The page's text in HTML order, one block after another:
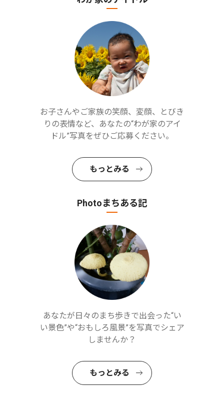
お子さんやご家族の笑顔、変顔、とびき
りの表情など、あなたの“わが家のアイ
ドル”写真をぜひご応募ください。
もっとみる
Photoまちある記
あなたが日々のまち歩きで出会った“い
い景色”や“おもしろ風景”を写真でシェア
しませんか？
もっとみる